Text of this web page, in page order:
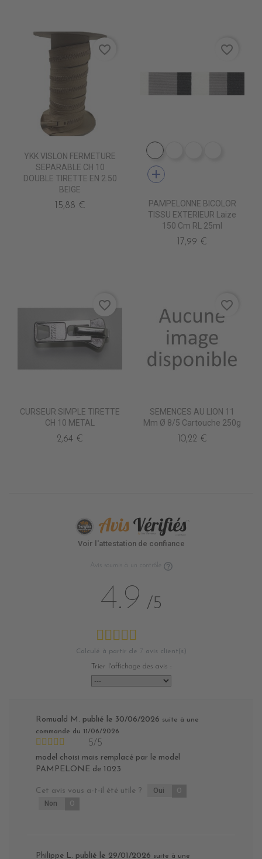
YKK VISLON FERMETURE
SEPARABLE CH 10
DOUBLE TIRETTE EN 2.50
BEIGE
15,88 €
favorite_border
DE1009 CIGALE
add
PAMPELONNE BICOLOR
TISSU EXTERIEUR Laize
150 Cm RL 25ml
17,99 €
favorite_border
CURSEUR SIMPLE TIRETTE
CH 10 METAL
2,64 €
favorite_border
SEMENCES AU LION 11
Mm Ø 8/5 Cartouche 250g
10,22 €
favorite_border
Voir l'attestation de confiance
Avis soumis à un contrôle
4.9 /5
Calculé à partir de avis client(s)
Trier l'affichage des avis :
Romuald M. publié le 30/06/2026 suite à une
commande du 11/06/2026
5/5
model choisi mais remplacé par le model
PAMPELONE de 1023
Cet avis vous a-t-il été utile ? Oui 0
Non 0
Philippe L. publié le 29/01/2026 suite à une